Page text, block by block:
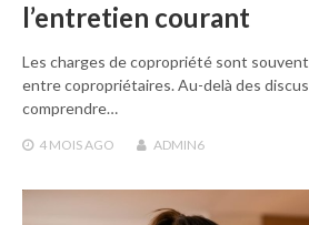
l’entretien courant
Les charges de copropriété sont
entre copropriétaires. Au-delà des
comprendre…
4 MOISAGO ADMIN6